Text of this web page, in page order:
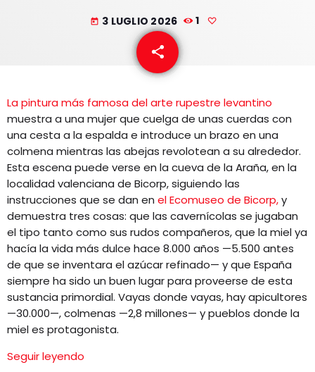
NUESTRAS FRECUENCIAS
NOTICIAS
CONTACTO
today 3 LUGLIO 2026 1
share
email
La pintura más famosa del arte rupestre levantino
muestra a una mujer que cuelga de unas cuerdas con
una cesta a la espalda e introduce un brazo en una
colmena mientras las abejas revolotean a su alrededor.
Esta escena puede verse en la cueva de la Araña, en la
localidad valenciana de Bicorp, siguiendo las
instrucciones que se dan en el Ecomuseo de Bicorp,y
demuestra tres cosas: que las cavernícolas se jugaban
el tipo tanto como sus rudos compañeros, que la miel ya
hacía la vida más dulce hace 8.000 años —5.500 antes
de que se inventara el azúcar refinado— y que España
siempre ha sido un buen lugar para proveerse de esta
sustancia primordial. Vayas donde vayas, hay apicultores
—30.000—, colmenas —2,8 millones— y pueblos donde la
miel es protagonista.
Seguir leyendo